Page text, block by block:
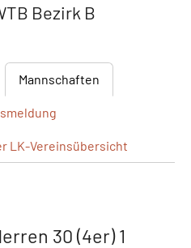
Bezirk B
Mannschaften
LK-Vereinsübersicht
30 (4er) 1